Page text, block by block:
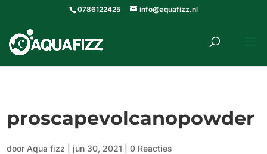
0786122425 info@aquafizz.nl
proscapevolcanopowder
door Aqua fizz jun 30, 2021 |0 Reacties